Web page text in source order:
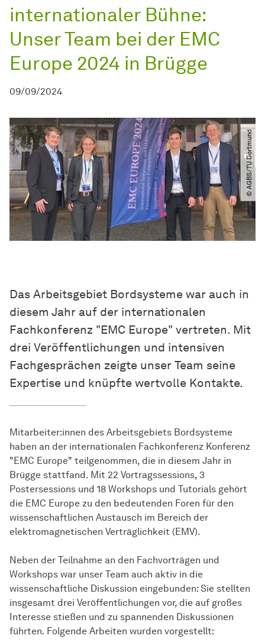
internationaler Bühne:
Unser Team bei der EMC
Europe 2024 in Brügge
09/09/2024
© AGBS​/​TU Dortmund
Das Arbeitsgebiet Bordsysteme war auch in
diesem Jahr auf der internationalen
Fachkonferenz "EMC Europe" vertreten. Mit
drei Veröffentlichungen und intensiven
Fachgesprächen zeigte unser Team seine
Expertise und knüpfte wertvolle Kontakte.
Mitarbeiter:innen des Arbeitsgebiets Bordsysteme
haben an der internationalen Fachkonferenz Konferenz
"EMC Europe" teilgenommen, die in diesem Jahr in
Brügge stattfand. Mit 22 Vortragssessions, 3
Postersessions und 18 Workshops und Tutorials gehört
die EMC Europe zu den bedeutenden Foren für den
wissenschaftlichen Austausch im Bereich der
elektromagnetischen Verträglichkeit (EMV).
Neben der Teilnahme an den Fachvorträgen und
Workshops war unser Team auch aktiv in die
wissenschaftliche Diskussion eingebunden: Sie stellten
insgesamt drei Veröffentlichungen vor, die auf großes
Interesse stießen und zu spannenden Diskussionen
führten. Folgende Arbeiten wurden vorgestellt: